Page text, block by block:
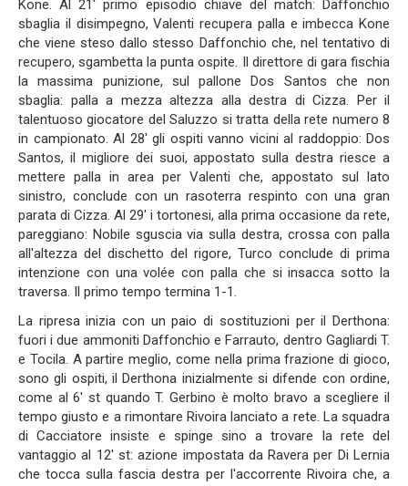
Kone. Al 21' primo episodio chiave del match: Daffonchio
sbaglia il disimpegno, Valenti recupera palla e imbecca Kone
che viene steso dallo stesso Daffonchio che, nel tentativo di
recupero, sgambetta la punta ospite. Il direttore di gara fischia
la massima punizione, sul pallone Dos Santos che non
sbaglia: palla a mezza altezza alla destra di Cizza. Per il
talentuoso giocatore del Saluzzo si tratta della rete numero 8
in campionato. Al 28' gli ospiti vanno vicini al raddoppio: Dos
Santos, il migliore dei suoi, appostato sulla destra riesce a
mettere palla in area per Valenti che, appostato sul lato
sinistro, conclude con un rasoterra respinto con una gran
parata di Cizza. Al 29' i tortonesi, alla prima occasione da rete,
pareggiano: Nobile sguscia via sulla destra, crossa con palla
all'altezza del dischetto del rigore, Turco conclude di prima
intenzione con una volée con palla che si insacca sotto la
traversa. Il primo tempo termina 1-1.
La ripresa inizia con un paio di sostituzioni per il Derthona:
fuori i due ammoniti Daffonchio e Farrauto, dentro Gagliardi T.
e Tocila. A partire meglio, come nella prima frazione di gioco,
sono gli ospiti, il Derthona inizialmente si difende con ordine,
come al 6' st quando T. Gerbino è molto bravo a scegliere il
tempo giusto e a rimontare Rivoira lanciato a rete. La squadra
di Cacciatore insiste e spinge sino a trovare la rete del
vantaggio al 12' st: azione impostata da Ravera per Di Lernia
che tocca sulla fascia destra per l'accorrente Rivoira che, a